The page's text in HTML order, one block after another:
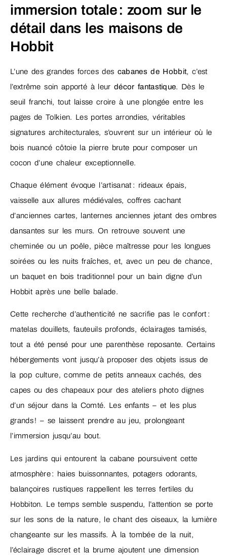
immersion totale : zoom sur le
détail dans les maisons de
Hobbit
L’une des grandes forces des cabanes de Hobbit, c’est
l’extrême soin apporté à leurdécor fantastique. Dès le
seuil franchi, tout laisse croire à une plongée entre les
pages de Tolkien. Les portes arrondies, véritables
signatures architecturales, s’ouvrent sur un intérieur où le
bois nuancé côtoie la pierre brute pour composer un
cocon d’une chaleur exceptionnelle.
Chaque élément évoque l’artisanat : rideaux épais,
vaisselle aux allures médiévales, coffres cachant
d’anciennes cartes, lanternes anciennes jetant des ombres
dansantes sur les murs. On retrouve souvent une
cheminée ou un poêle, pièce maîtresse pour les longues
soirées ou les nuits fraîches, et, avec un peu de chance,
un baquet en bois traditionnel pour un bain digne d’un
Hobbit après une belle balade.
Cette recherche d’authenticité ne sacrifie pas le confort :
matelas douillets, fauteuils profonds, éclairages tamisés,
tout a été pensé pour une parenthèse reposante. Certains
hébergements vont jusqu’à proposer des objets issus de
la pop culture, comme de petits anneaux cachés, des
capes ou des chapeaux pour des ateliers photo dignes
d’un séjour dans la Comté. Les enfants – et les plus
grands ! – se laissent prendre au jeu, prolongeant
l’immersion jusqu’au bout.
Les jardins qui entourent la cabane poursuivent cette
atmosphère : haies buissonnantes, potagers odorants,
balançoires rustiques rappellent les terres fertiles du
Hobbiton. Le temps semble suspendu, l’attention se porte
sur les sons de la nature, le chant des oiseaux, la lumière
changeante sur les massifs. À la tombée de la nuit,
l’éclairage discret et la brume ajoutent une dimension